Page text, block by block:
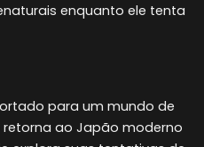
enquanto ele tenta
para um mundo de
retorna ao Japão moderno